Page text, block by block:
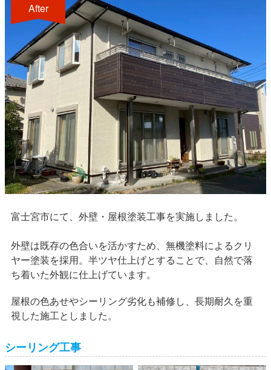
After
富士宮市にて、外壁・屋根塗装工事を実施しました。
外壁は既存の色合いを活かすため、無機塗料によるクリ
ヤー塗装を採用。半ツヤ仕上げとすることで、自然で落
ち着いた外観に仕上げています。
屋根の色あせやシーリング劣化も補修し、長期耐久を重
視した施工としました。
シーリング工事